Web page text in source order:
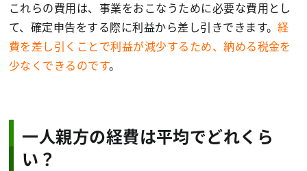
これらの費用は、事業をおこなうために必要な費用とし
て、確定申告をする際に利益から差し引きできます。経
費を差し引くことで利益が減少するため、納める税金を
少なくできるのです。
一人親方の経費は平均でどれくら
い？